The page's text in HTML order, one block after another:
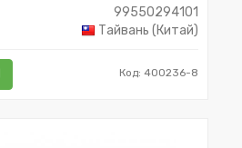
99550294101
Тайвань (Китай)
Код: 400236-8